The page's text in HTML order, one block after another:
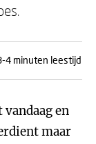
4 minuten leestijd
en
maar